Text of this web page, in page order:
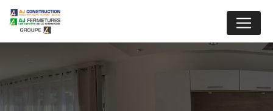
Panneau de gestion des cookies